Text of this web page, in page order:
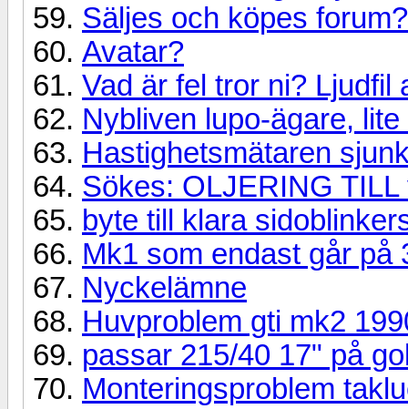
Säljes och köpes forum?
Avatar?
Vad är fel tror ni? Ljudfil
Nybliven lupo-ägare, lite
Hastighetsmätaren
Sökes: OLJERING
byte till klara
Mk1 som endast går på
Nyckelämne
Huvproblem gti mk2
passar 215/40 17" på
Monteringsproblem